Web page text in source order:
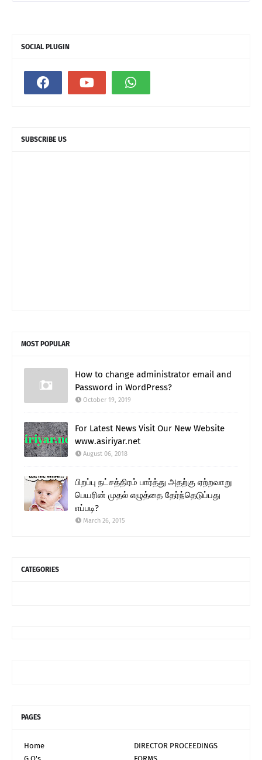
SOCIAL PLUGIN
SUBSCRIBE US
MOST POPULAR
How to change administrator email and
Password in WordPress?
October 19, 2019
For Latest News Visit Our New Website
www.asiriyar.net
August 06, 2018
பிறப்பு நட்சத்திரம் பார்த்து அதற்கு ஏற்றவாறு
பெயரின் முதல் எழுத்தை தேர்ந்தெடுப்பது
எப்படி?
March 26, 2015
CATEGORIES
PAGES
Home
DIRECTOR PROCEEDINGS